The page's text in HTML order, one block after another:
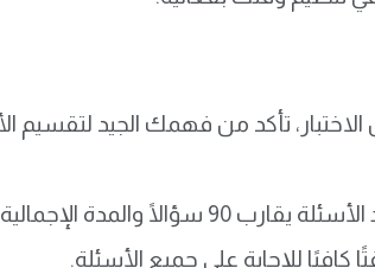
تأكد من فهمك الجيد لتقسيم
كافيًا للإجابة على جميع الأسئلة.